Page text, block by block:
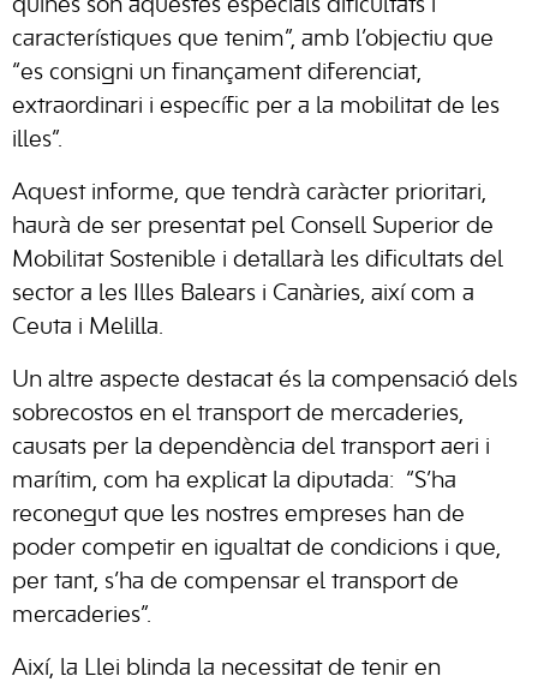
quines són aquestes especials dificultats i
característiques que tenim”, amb l’objectiu que
“es consigni un finançament diferenciat,
extraordinari i específic per a la mobilitat de les
illes”.
Aquest informe, que tendrà caràcter prioritari,
haurà de ser presentat pel Consell Superior de
Mobilitat Sostenible i detallarà les dificultats del
sector a les Illes Balears i Canàries, així com a
Ceuta i Melilla.
Un altre aspecte destacat és la compensació dels
sobrecostos en el transport de mercaderies,
causats per la dependència del transport aeri i
marítim, com ha explicat la diputada: “S’ha
reconegut que les nostres empreses han de
poder competir en igualtat de condicions i que,
per tant, s’ha de compensar el transport de
mercaderies”.
Així, la Llei blinda la necessitat de tenir en